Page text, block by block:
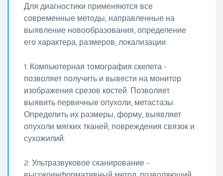
Для диагностики применяются все
современные методы, направленные на
выявление новообразования, определение
его характера, размеров, локализации.
1. Компьютерная томография скелета -
позволяет получить и вывести на монитор
изображения срезов костей. Позволяет
выявить первичные опухоли, метастазы.
Определить их размеры, форму, выявляет
опухоли мягких тканей, повреждения связок и
сухожилий.
2. Ультразвуковое сканирование -